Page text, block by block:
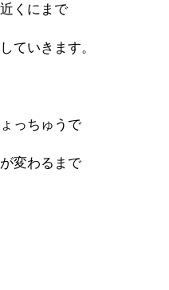
くにまで
ていきます。
っちゅうで
変わるまで